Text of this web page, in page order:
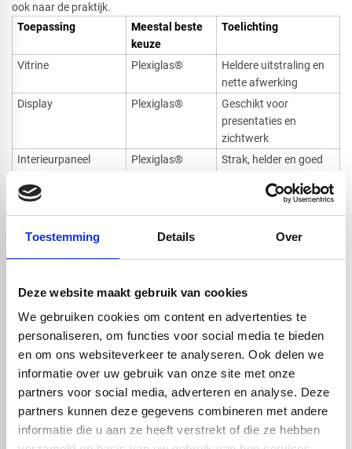
Toestemming Details Over
Deze website maakt gebruik van cookies
We gebruiken cookies om content en advertenties te
personaliseren, om functies voor social media te bieden
en om ons websiteverkeer te analyseren. Ook delen we
informatie over uw gebruik van onze site met onze
partners voor social media, adverteren en analyse. Deze
partners kunnen deze gegevens combineren met andere
informatie die u aan ze heeft verstrekt of die ze hebben
ook naar de praktijk.
Toepassing​
Meestal beste
keuze
Toelichting
Vitrine Plexiglas®
Heldere uitstraling en
nette afwerking
Display
Plexiglas®
Geschikt voor
presentaties en
zichtwerk
Interieurpaneel
Plexiglas®
Strak, helder en goed
Voorzetraam
polycarbonaat
Afhankelijk van
gewenste sterkte
Windscherm
Plexiglas® of
Afhankelijk van
Beschermkap
Polycarbonaat
Geschikt voor
technische
toepassingen
Overkapping
Polycarbonaat
Sterk en goed bestand
tegen belasting
Carport
Polycarbonaat
Praktisch bij
buitengebruik en
impact
Bootraam
Polycarbonaat
Afhankelijk van